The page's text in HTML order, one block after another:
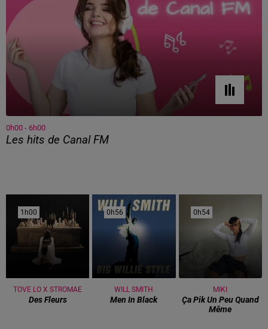
0h00 - 6h00
Les hits de Canal FM
1h00
1h00
TOVE LO X STROMAE
Des Fleurs
0h56
0h56
WILL SMITH
Men In Black
0h54
0h54
MIKI
Ça Pik Un Peu Quand
Même